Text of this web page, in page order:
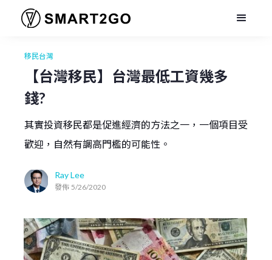
移民台灣
【台灣移民】台灣最低工資幾多
錢?
其實投資移民都是促進經濟的方法之一，一個項目受
歡迎，自然有調高門檻的可能性。
Ray Lee
發佈 5/26/2020